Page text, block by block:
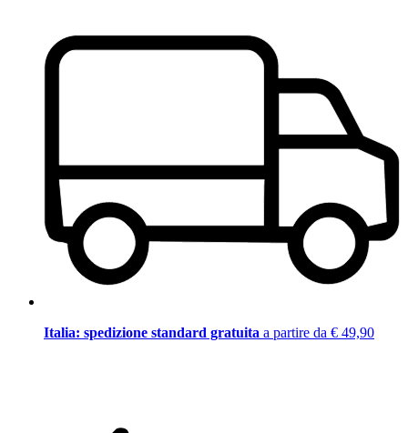
Italia: spedizione standard gratuita a partire da € 49,90